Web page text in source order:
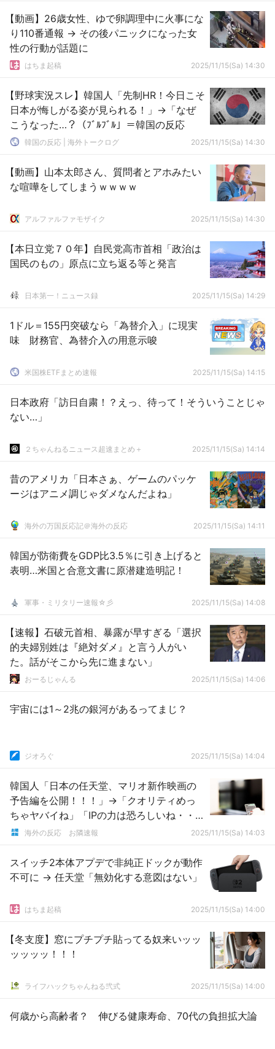
【動画】26歳女性、ゆで卵調理中に火事にな
り110番通報 → その後パニックになった女
性の行動が話題に
はちま起稿 2025/11/15(Sa) 14:30
【野球実況スレ】韓国人「先制HR！今日こそ
日本が悔しがる姿が見られる！」→「なぜ
こうなった…？（ﾌﾞﾙﾌﾞﾙ」＝韓国の反応
韓国の反応 | 海外トークログ 2025/11/15(Sa) 14:30
【動画】山本太郎さん、質問者とアホみたい
な喧嘩をしてしまうｗｗｗｗ
アルファルファモザイク 2025/11/15(Sa) 14:30
【本日立党７０年】自民党高市首相「政治は
国民のもの」原点に立ち返る等と発言
日本第一！ニュース録 2025/11/15(Sa) 14:29
1ドル＝155円突破なら「為替介入」に現実
味 財務官、為替介入の用意示唆
米国株ETFまとめ速報 2025/11/15(Sa) 14:15
日本政府「訪日自粛！？えっ、待って！そういうことじゃ
ない…」
２ちゃんねるニュース超速まとめ＋ 2025/11/15(Sa) 14:14
昔のアメリカ「日本さぁ、ゲームのパッケ
ージはアニメ調じゃダメなんだよね」
海外の万国反応記＠海外の反応 2025/11/15(Sa) 14:11
韓国が防衛費をGDP比3.5％に引き上げると
表明…米国と合意文書に原潜建造明記！
軍事・ミリタリー速報☆彡 2025/11/15(Sa) 14:08
【速報】石破元首相、暴露が早すぎる「選択
的夫婦別姓は『絶対ダメ』と言う人がい
た。話がそこから先に進まない」
おーるじゃんる 2025/11/15(Sa) 14:06
宇宙には1～2兆の銀河があるってまじ？
ジオろぐ 2025/11/15(Sa) 14:04
韓国人「日本の任天堂、マリオ新作映画の
予告編を公開！！！」→「クオリティめっ
ちゃヤバイね」「IPの力は恐ろしいね・・・
予告編だけで面白さが感じられる（ﾌﾞﾙﾌﾞ
だ！」【ザ・スーパーマリオギャラクシ
ー・ムービー】
海外の反応 お隣速報 2025/11/15(Sa) 14:03
スイッチ2本体アプデで非純正ドックが動作
不可に → 任天堂「無効化する意図はない」
はちま起稿 2025/11/15(Sa) 14:00
【冬支度】窓にプチプチ貼ってる奴来いッッ
ッッッッ！！！
ライフハックちゃんねる弐式 2025/11/15(Sa) 14:00
何歳から高齢者？ 伸びる健康寿命、70代の負担拡大論